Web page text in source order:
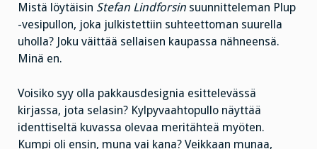
Mistä löytäisin Stefan Lindforsin suunnitteleman Plup
-vesipullon, joka julkistettiin suhteettoman suurella
uholla? Joku väittää sellaisen kaupassa nähneensä.
Minä en.
Voisiko syy olla pakkausdesignia esittelevässä
kirjassa, jota selasin? Kylpyvaahtopullo näyttää
identtiseltä kuvassa olevaa meritähteä myöten.
Kumpi oli ensin, muna vai kana? Veikkaan munaa,